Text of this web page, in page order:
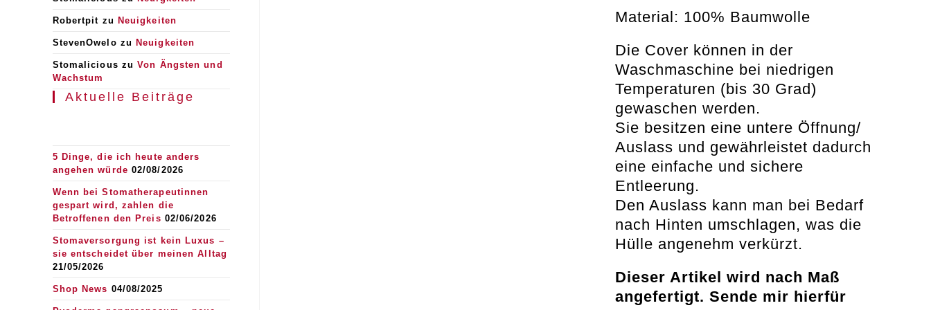
Material: 100% Baumwolle
Die Cover können in der
Waschmaschine bei niedrigen
Temperaturen (bis 30 Grad)
gewaschen werden.
Sie besitzen eine untere Öffnung/
Auslass und gewährleistet dadurch
eine einfache und sichere
Entleerung.
Den Auslass kann man bei Bedarf
nach Hinten umschlagen, was die
Hülle angenehm verkürzt.
Dieser Artikel wird nach Maß
angefertigt. Sende mir hierfür
Robertpit zu Neuigkeiten
StevenOwelo zu Neuigkeiten
Stomalicious zuVon Ängsten und
Wachstum
Aktuelle Beiträge
5 Dinge, die ich heute anders
angehen würde 02/08/2026
Wenn bei Stomatherapeutinnen
gespart wird, zahlen die
Betroffenen den Preis 02/06/2026
Stomaversorgung ist kein Luxus –
sie entscheidet über meinen Alltag
21/05/2026
Shop News 04/08/2025